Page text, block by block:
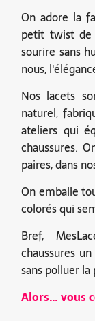
On adore la
petit twist de
sourire sans
nous,
Nos lacets
naturel,
ateliers qui
chaussures.
paires, dans
On emballe
colorés qui
Bref,
chaussures
sans polluer
Alors… vous